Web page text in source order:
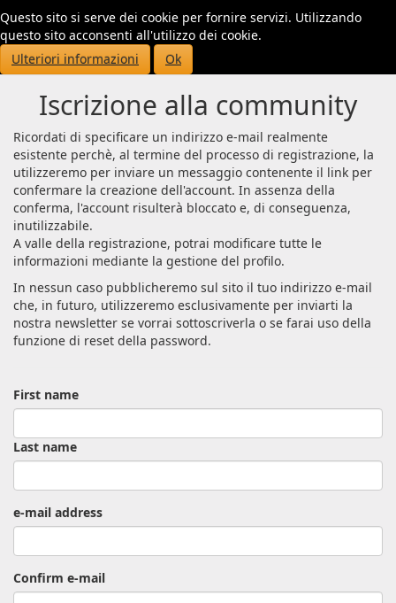
Questo sito si serve dei cookie per fornire servizi. Utilizzando
questo sito acconsenti all'utilizzo dei cookie.
Ulteriori informazioni
Ok
Iscrizione alla community
Ricordati di specificare un indirizzo e-mail realmente
esistente perchè, al termine del processo di registrazione, la
utilizzeremo per inviare un messaggio contenente il link per
confermare la creazione dell'account. In assenza della
conferma, l'account risulterà bloccato e, di conseguenza,
inutilizzabile.
A valle della registrazione, potrai modificare tutte le
informazioni mediante la gestione del profilo.
In nessun caso pubblicheremo sul sito il tuo indirizzo e-mail
che, in futuro, utilizzeremo esclusivamente per inviarti la
nostra newsletter se vorrai sottoscriverla o se farai uso della
funzione di reset della password.
First name
Last name
e-mail address
Confirm e-mail